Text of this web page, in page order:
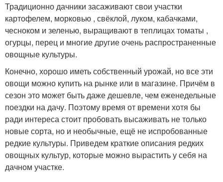
Традиционно дачники засаживают свои участки
картофелем, морковью , свёклой, луком, кабачками,
чесноком и зеленью, выращивают в теплицах томаты ,
огурцы, перец и многие другие очень распространенные
овощные культуры.
Конечно, хорошо иметь собственный урожай, но все эти
овощи можно купить на рынке или в магазине. Причём в
сезон это может быть даже дешевле, чем еженедельные
поездки на дачу. Поэтому время от времени хотя бы
ради интереса стоит пробовать высаживать не только
новые сорта, но и необычные, ещё не испробованные
редкие культуры. Приведем краткие описания редких
овощных культур, которые можно вырастить у себя на
дачном участке.